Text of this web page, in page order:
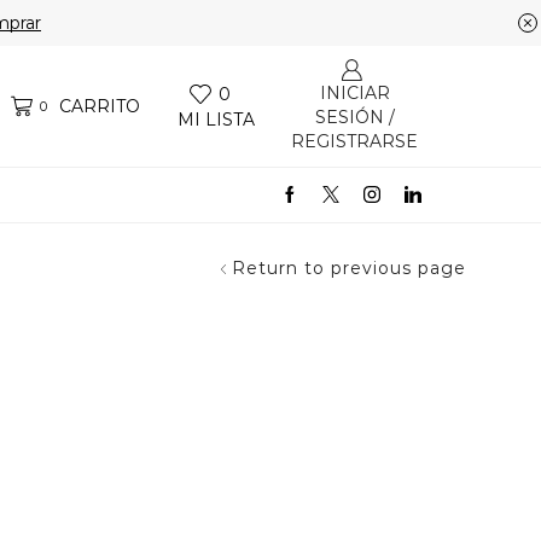
0 CARRITO
0
MI LISTA
INICIAR
SESIÓN /
REGISTRARSE
Return to previous page